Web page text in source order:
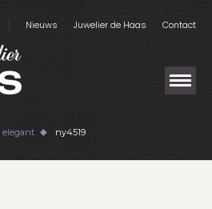
Nieuws Juwelier de Haas Contact
ny4519